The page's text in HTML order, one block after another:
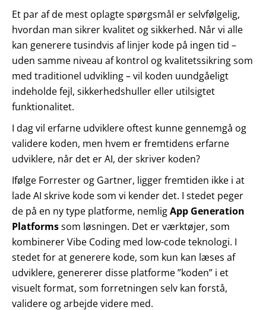
Et par af de mest oplagte spørgsmål er selvfølgelig,
hvordan man sikrer kvalitet og sikkerhed. Når vi alle
kan generere tusindvis af linjer kode på ingen tid –
uden samme niveau af kontrol og kvalitetssikring som
med traditionel udvikling – vil koden uundgåeligt
indeholde fejl, sikkerhedshuller eller utilsigtet
funktionalitet.
I dag vil erfarne udviklere oftest kunne gennemgå og
validere koden, men hvem er fremtidens erfarne
udviklere, når det er AI, der skriver koden?
Ifølge Forrester og Gartner, ligger fremtiden ikke i at
lade AI skrive kode som vi kender det. I stedet peger
de på en ny type platforme, nemligApp Generation
Platformssom løsningen. Det er værktøjer, som
kombinerer Vibe Coding med low-code teknologi. I
stedet for at generere kode, som kun kan læses af
udviklere, genererer disse platforme ”koden” i et
visuelt format, som forretningen selv kan forstå,
validere og arbejde videre med.